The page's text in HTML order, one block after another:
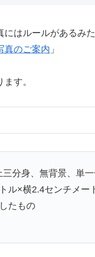
はルールがあるみ
真のご案内 」
す。
三分身、無背景、単
ル×横2.4センチメー
たもの